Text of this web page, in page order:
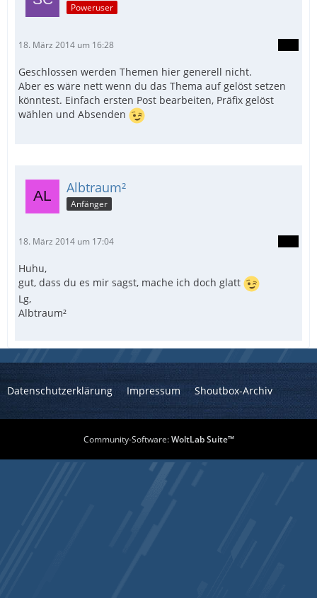
Poweruser
18. März 2014 um 16:28
Geschlossen werden Themen hier generell nicht.
Aber es wäre nett wenn du das Thema auf gelöst setzen
könntest. Einfach ersten Post bearbeiten, Präfix gelöst
wählen und Absenden
Albtraum²
Anfänger
18. März 2014 um 17:04
Huhu,
gut, dass du es mir sagst, mache ich doch glatt
Lg,
Albtraum²
Datenschutzerklärung Impressum Shoutbox-Archiv
Community-Software:WoltLab Suite™